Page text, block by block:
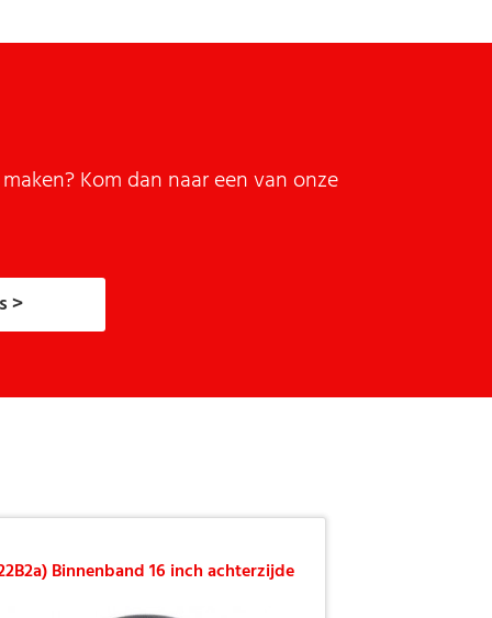
Kom dan naar een van onze
>
Binnenband 16 inch achterzijde